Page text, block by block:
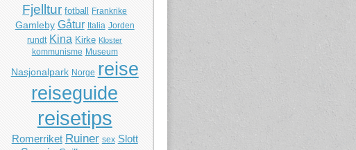
Fjelltur fotball Frankrike
Gamleby Gåtur Italia Jorden
rundt Kina Kirke Kloster
kommunisme Museum
Nasjonalpark Norge reise
reiseguide
reisetips
Romerriket Ruiner sex Slott